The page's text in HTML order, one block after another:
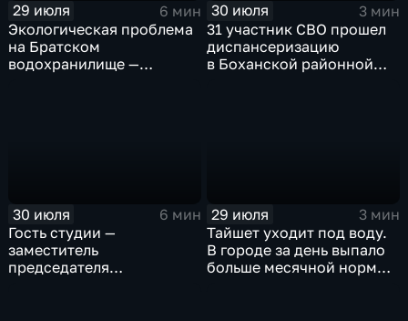
29 июля
6 мин
Экологическая проблема
на Братском
водохранилище —
30 июля
3 мин
31 участник СВО прошел
диспансеризацию
в Боханской районной
30 июля
6 мин
Гость студии —
заместитель
председателя
29 июля
3 мин
Тайшет уходит под воду.
В городе за день выпало
больше месячной нормы